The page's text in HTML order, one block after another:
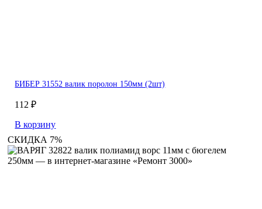
БИБЕР 31552 валик поролон 150мм (2шт)
112 ₽
В корзину
СКИДКА 7%